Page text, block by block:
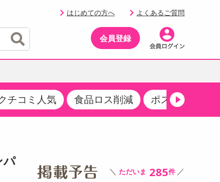
はじめての方へ よくあるご質問
会員登録
イベント
商品限定クーポン
その他 お菓子・スイーツ
その他 飲料
スポーツ・アウトドア用品
ア
サプリメント
収納・寝具
ベビー・キッズ
レッグウェア
その他 家電
タニティ
チコミ人気 食品ロス削減 ポストにお届け
パ
＼ ただいま 285件 ／